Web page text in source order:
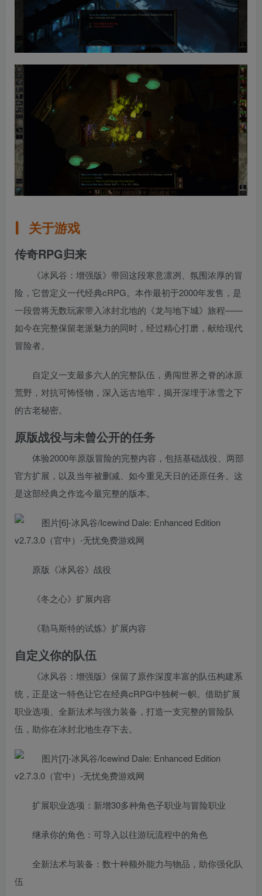
关于游戏
传奇RPG归来
《冰风谷：增强版》带回这段寒意凛冽、氛围浓厚的冒
险，它曾定义一代经典cRPG。本作最初于2000年发售，是
一段曾将无数玩家带入冰封北地的《龙与地下城》旅程——
如今在完整保留老派魅力的同时，经过精心打磨，献给现代
冒险者。
自定义一支最多六人的完整队伍，勇闯世界之脊的冰原
荒野，对抗可怖怪物，深入远古地牢，揭开深埋于冰雪之下
的古老秘密。
原版战役与未曾公开的任务
体验2000年原版冒险的完整内容，包括基础战役、两部
官方扩展，以及当年被删减、如今重见天日的还原任务。这
是这部经典之作迄今最完整的版本。
原版《冰风谷》战役
《冬之心》扩展内容
《勒马斯特的试炼》扩展内容
自定义你的队伍
《冰风谷：增强版》保留了原作深度丰富的队伍构建系
统，正是这一特色让它在经典cRPG中独树一帜。借助扩展
职业选项、全新法术与强力装备，打造一支完整的冒险队
伍，助你在冰封北地生存下去。
扩展职业选项：新增30多种角色子职业与冒险职业
继承你的角色：可导入以往游玩流程中的角色
全新法术与装备：数十种额外能力与物品，助你强化队
伍